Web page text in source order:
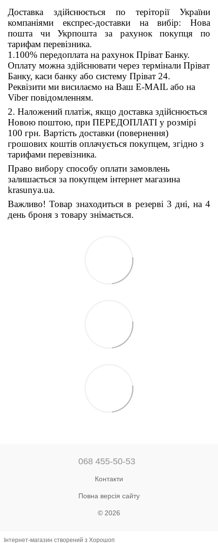
Доставка здійснюється по теріторії України
компаніями експрес-доставки на вибір: Нова
пошта чи Укрпошта за рахунок покупця по
тарифам перевізника.
1.100% передоплата на рахунок Пріват Банку.
Оплату можна здійснювати через термінали Пріват
Банку, каси банку або систему Пріват 24.
Реквізити ми висилаємо на Ваш E-MAIL або на
Viber повідомленням.
2. Наложений платіж, якщо доставка здійснюється
Новою поштою, при ПЕРЕДОПЛАТІ у розмірі
100 грн. Вартість доставки (повернення)
грошових коштів оплачується покупцем, згідно з
тарифами перевізника.
Право вибору способу оплати замовлень
залишається за покупцем інтернет магазина
krasunya.ua.
Важливо! Товар знаходиться в резерві 3 дні, на 4
день броня з товару знімається.
068 455-50-53
Контакти
Повна версія сайту
© 2026
Інтернет-магазин створений з Хорошоп